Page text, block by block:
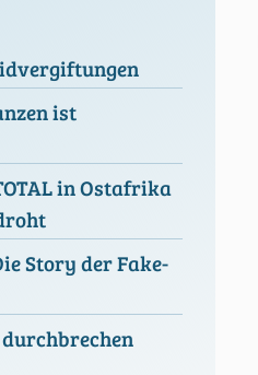
ist
in Ostafrika
Story der Fake-